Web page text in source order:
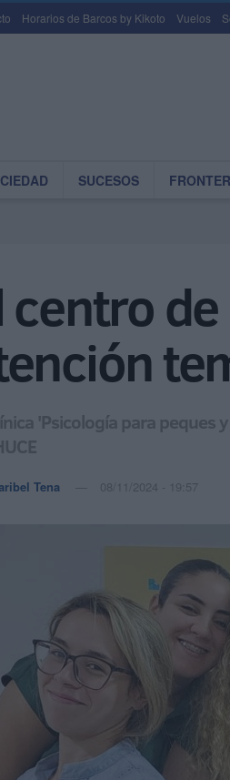
Horarios de Barcos by Kikoto Vuelos
SUCESOS
centro
'Psicología para peques
Tena 08/11/2024 - 19:57